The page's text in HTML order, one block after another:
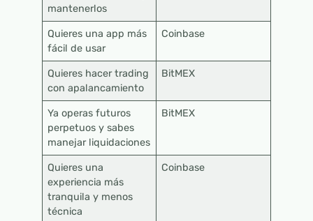
mantenerlos
Quieres una app más
fácil de usar
Coinbase
Quieres hacer trading
con apalancamiento
BitMEX
Ya operas futuros
perpetuos y sabes
manejar liquidaciones
BitMEX
Quieres una
experiencia más
tranquila y menos
técnica
Coinbase